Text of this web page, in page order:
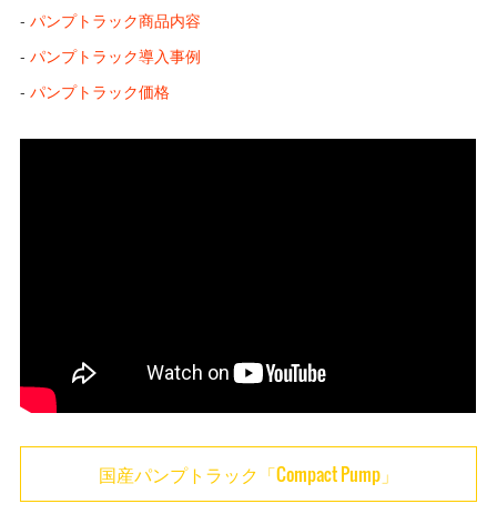
-パンプトラック商品内容
-パンプトラック導入事例
-パンプトラック価格
国産パンプトラック「Compact Pump」